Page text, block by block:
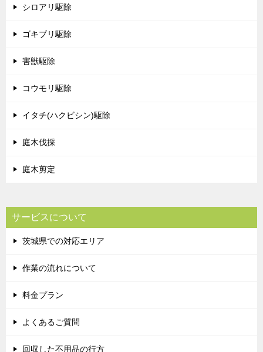
シロアリ駆除
ゴキブリ駆除
害獣駆除
コウモリ駆除
イタチ(ハクビシン)駆除
庭木伐採
庭木剪定
サービスについて
茨城県での対応エリア
作業の流れについて
料金プラン
よくあるご質問
回収した不用品の行方